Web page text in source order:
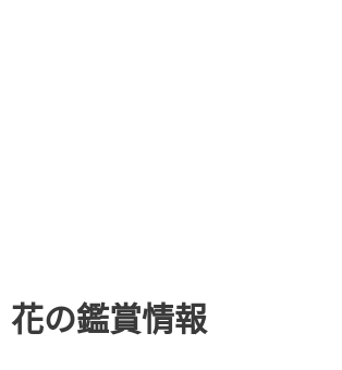
花の鑑賞情報